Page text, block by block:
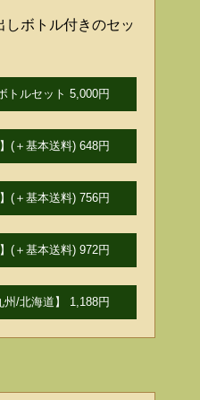
しボトル付きのセッ
トルセット 5,000円
】(＋基本送料) 648円
】(＋基本送料) 756円
】(＋基本送料) 972円
州/北海道】 1,188円